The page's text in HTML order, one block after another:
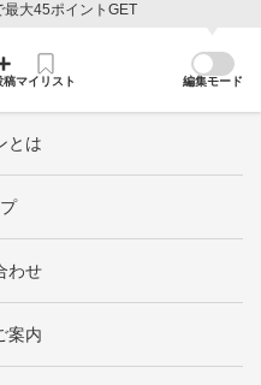
大45ポイントGET
稿マイリスト 編集モード
とは
わせ
案内